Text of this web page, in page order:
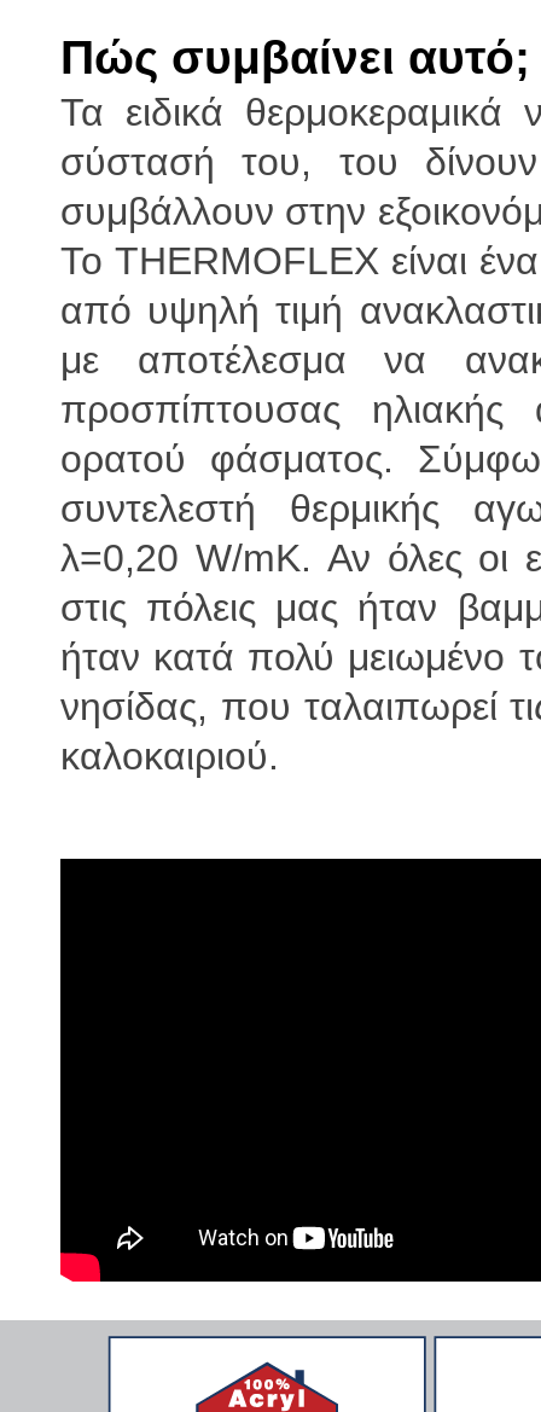
Πώς συμβαίνει αυτό;
Τα ειδικά θερμοκεραμικά
σύστασή του, του δίνουν
συμβάλλουν στην
Το THERMOFLEX είναι
από υψηλή τιμή
με αποτέλεσμα να
προσπίπτουσας ηλιακής
ορατού φάσματος.
συντελεστή θερμικής
λ=0,20 W/mK. Αν όλες οι
στις πόλεις μας ήταν
ήταν κατά πολύ μειωμένο
νησίδας, που ταλαιπωρεί
καλοκαιριού.